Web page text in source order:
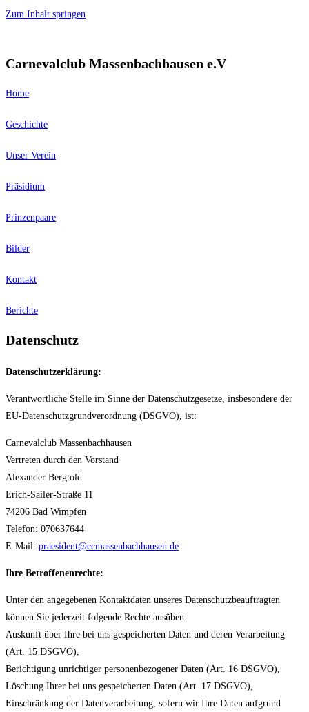
Zum Inhalt springen
Carnevalclub Massenbachhausen e.V
Home
Geschichte
Unser Verein
Präsidium
Prinzenpaare
Bilder
Kontakt
Berichte
Datenschutz
Datenschutzerklärung:
Verantwortliche Stelle im Sinne der Datenschutzgesetze, insbesondere der
EU-Datenschutzgrundverordnung (DSGVO), ist:
Carnevalclub Massenbachhausen
Vertreten durch den Vorstand
Alexander Bergtold
Erich-Sailer-Straße 11
74206 Bad Wimpfen
Telefon: 070637644
E-Mail: praesident@ccmassenbachhausen.de
Ihre Betroffenenrechte:
Unter den angegebenen Kontaktdaten unseres Datenschutzbeauftragten
können Sie jederzeit folgende Rechte ausüben:
Auskunft über Ihre bei uns gespeicherten Daten und deren Verarbeitung
(Art. 15 DSGVO),
Berichtigung unrichtiger personenbezogener Daten (Art. 16 DSGVO),
Löschung Ihrer bei uns gespeicherten Daten (Art. 17 DSGVO),
Einschränkung der Datenverarbeitung, sofern wir Ihre Daten aufgrund